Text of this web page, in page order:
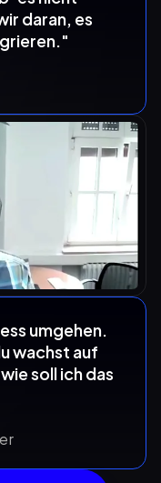
daran, es
umgehen.
wachst auf
soll ich das